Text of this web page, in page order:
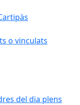
o vinculats
del dia plens